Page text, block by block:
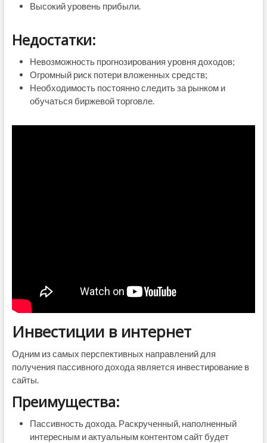
Высокий уровень прибыли.
Недостатки:
Невозможность прогнозирования уровня доходов;
Огромный риск потери вложенных средств;
Необходимость постоянно следить за рынком и
обучаться биржевой торговле.
Инвестиции в интернет
Одним из самых перспективных направлений для
получения пассивного дохода является инвестирование в
сайты.
Преимущества:
Пассивность дохода. Раскрученный, наполненный
интересным и актуальным контентом сайт будет